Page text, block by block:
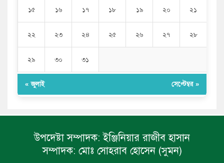
১৫ ১৬ ১৭ ১৮ ১৯ ২০ ২১
২২ ২৩ ২৪ ২৫ ২৬ ২৭ ২৮
২৯ ৩০ ৩১
« জুলাই সেপ্টেম্বর »
উপদেষ্টা সম্পাদক: ইঞ্জিনিয়ার রাজীব হাসান
সম্পাদক: মোঃ সোহরাব হোসেন (সুমন)